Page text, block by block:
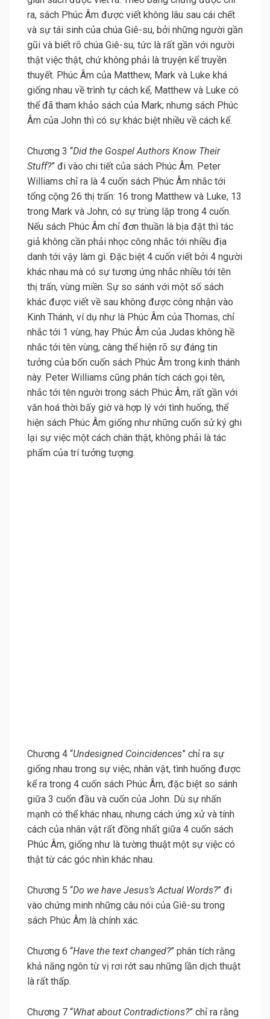
ra, sách Phúc Âm được viết không lâu sau cái chết
và sự tái sinh của chúa Giê-su, bởi những người gần
gũi và biết rõ chúa Giê-su, tức là rất gần với người
thật việc thật, chứ không phải là truyện kể truyền
thuyết. Phúc Âm của Matthew, Mark và Luke khá
giống nhau về trình tự cách kể, Matthew và Luke có
thể đã tham khảo sách của Mark; nhưng sách Phúc
Âm của John thì có sự khác biệt nhiều về cách kể.
Chương 3 “Did the Gospel Authors Know Their
Stuff?” đi vào chi tiết của sách Phúc Âm. Peter
Williams chỉ ra là 4 cuốn sách Phúc Âm nhắc tới
tổng cộng 26 thị trấn: 16 trong Matthew và Luke, 13
trong Mark và John, có sự trùng lặp trong 4 cuốn.
Nếu sách Phúc Âm chỉ đơn thuần là bịa đặt thì tác
giả không cần phải nhọc công nhắc tới nhiều địa
danh tới vậy làm gì. Đặc biệt 4 cuốn viết bởi 4 người
khác nhau mà có sự tương ứng nhắc nhiều tới tên
thị trấn, vùng miền. Sự so sánh với một số sách
khác được viết về sau không được công nhận vào
Kinh Thánh, ví dụ như là Phúc Âm của Thomas, chỉ
nhắc tới 1 vùng, hay Phúc Âm của Judas không hề
nhắc tới tên vùng, càng thể hiện rõ sự đáng tin
tưởng của bốn cuốn sách Phúc Âm trong kinh thánh
này. Peter Williams cũng phân tích cách gọi tên,
nhắc tới tên người trong sách Phúc Âm, rất gần với
văn hoá thời bấy giờ và hợp lý với tình huống, thể
hiện sách Phúc Âm giống như những cuốn sử ký ghi
lại sự việc một cách chân thật, không phải là tác
phẩm của trí tưởng tượng.
Chương 4 “Undesigned Coincidences” chỉ ra sự
giống nhau trong sự việc, nhân vật, tình huống được
kể ra trong 4 cuốn sách Phúc Âm, đặc biệt so sánh
giữa 3 cuốn đầu và cuốn của John. Dù sự nhấn
mạnh có thể khác nhau, nhưng cách ứng xử và tính
cách của nhân vật rất đồng nhất giữa 4 cuốn sách
Phúc Âm, giống như là tường thuật một sự việc có
thật từ các góc nhìn khác nhau.
Chương 5 “Do we have Jesus’s Actual Words?” đi
vào chứng minh những câu nói của Giê-su trong
sách Phúc Âm là chính xác.
Chương 6 “Have the text changed?” phân tích rằng
khả năng ngôn từ vị rơi rớt sau những lần dịch thuật
là rất thấp.
Chương 7 “What about Contradictions?” chỉ ra rằng